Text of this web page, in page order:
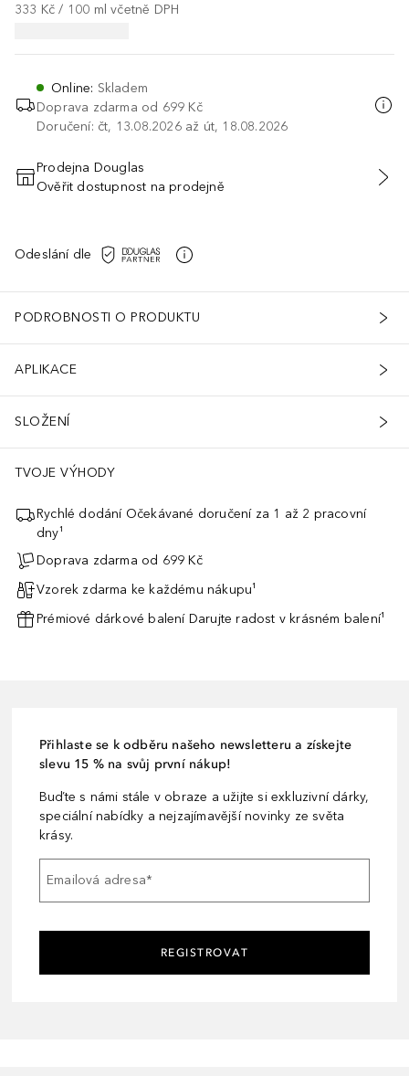
333 Kč / 100 ml včetně DPH
Online: Skladem
Doprava zdarma od 699 Kč
Doručení: čt, 13.08.2026 až út, 18.08.2026
PŘIDAT DO KOŠÍKU
Prodejna Douglas
Ověřit dostupnost na prodejně
Odeslání dle
PODROBNOSTI O PRODUKTU
APLIKACE
SLOŽENÍ
TVOJE VÝHODY
Rychlé dodání Očekávané doručení za 1 až 2 pracovní
dny¹
Doprava zdarma od 699 Kč
Vzorek zdarma ke každému nákupu¹
Prémiové dárkové balení Darujte radost v krásném balení¹
Přihlaste se k odběru našeho newsletteru a získejte
slevu 15 % na svůj první nákup!
Buďte s námi stále v obraze a užijte si exkluzivní dárky,
speciální nabídky a nejzajímavější novinky ze světa
krásy.
Emailová adresa*
REGISTROVAT